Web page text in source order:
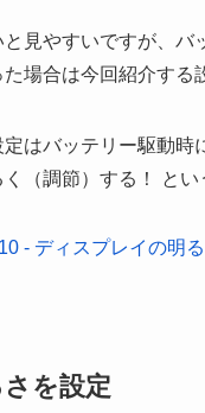
見やすいですが、バ
場合は今回紹介する
はバッテリー駆動時
（調節）する！ とい
- ディスプレイの明る
を設定